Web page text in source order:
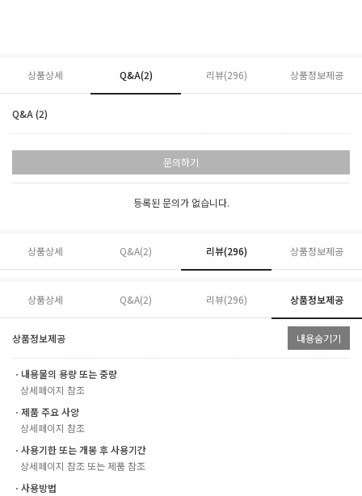
상품상세 Q&A(2) 리뷰(296) 상품정보제공
Q&A (2)
문의하기
등록된 문의가 없습니다.
상품상세 Q&A(2) 리뷰(296) 상품정보제공
상품상세 Q&A(2) 리뷰(296) 상품정보제공
상품정보제공 내용숨기기
ㆍ내용물의 용량 또는 중량
상세페이지 참조
ㆍ제품 주요 사양
상세페이지 참조
ㆍ사용기한 또는 개봉 후 사용기간
상세페이지 참조 또는 제품 참조
ㆍ사용방법